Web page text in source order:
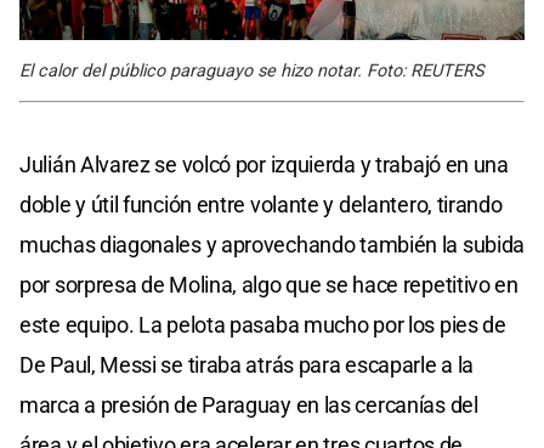
El calor del público paraguayo se hizo notar. Foto: REUTERS
Julián Alvarez se volcó por izquierda y trabajó en una
doble y útil función entre volante y delantero, tirando
muchas diagonales y aprovechando también la subida
por sorpresa de Molina, algo que se hace repetitivo en
este equipo. La pelota pasaba mucho por los pies de
De Paul, Messi se tiraba atrás para escaparle a la
marca a presión de Paraguay en las cercanías del